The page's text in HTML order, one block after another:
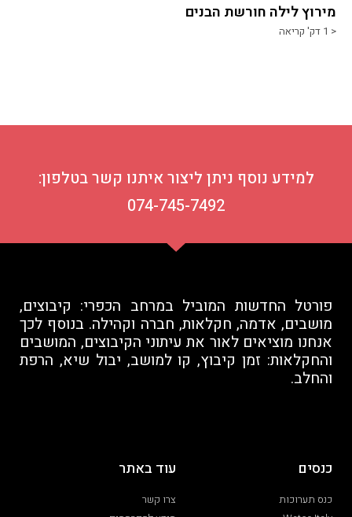
מירוץ לילה חורשת הבנים
< 1 דק' קריאה
למידע נוסף ניתן ליצור איתנו קשר בטלפון:
074-745-7492
פורטל החדשות המוביל במרחב הכפרי: קיבוצים,
מושבים, אדמה, חקלאות, חברה וקהילה. בנוסף לכך
אנחנו מוציאים לאור את עיתוני הקיבוצים, המושבים
והחקלאות: זמן קיבוץ, קו למושב, יבול שיא, הרפת
והחלב.
כנסים
כנס תערוכות
עוד באתר
צרו קשר